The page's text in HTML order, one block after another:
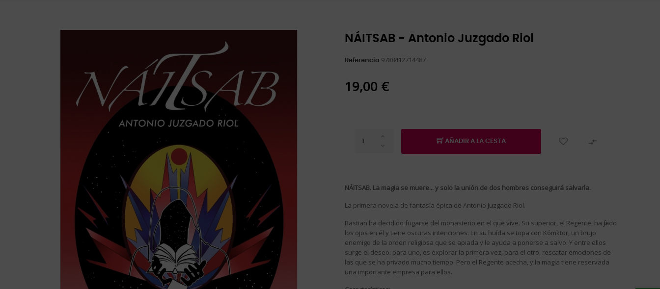
NÁITSAB - Antonio Juzgado Riol
Referencia 9788412714487
19,00 €
AÑADIR A LA CESTA 
NÁITSAB. La magia se muere... y solo la unión de dos hombres conseguirá salvarla.
La primera novela de fantasía épica de Antonio Juzgado Riol.
Bastian ha decidido fugarse del monasterio en el que vive. Su superior, el Regente, ha fijado
los ojos en él y tiene oscuras intenciones. En su huída se topa con Kómktor, un brujo
enemigo de la orden religiosa que se apiada y le ayuda a ponerse a salvo. Y entre ellos
surge el deseo: para uno, es explorar la primera vez; para el otro, rescatar emociones de
las que se ha privado mucho tiempo. Pero el Regente acecha, y la magia tiene reservada
una importante empresa para ellos.